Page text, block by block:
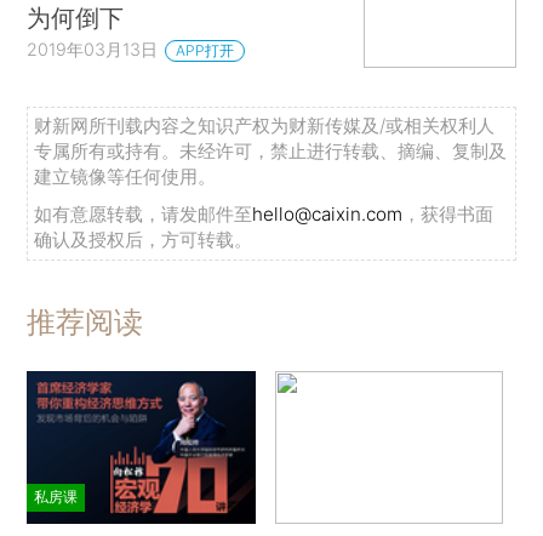
为何倒下
2019年03月13日 APP打开
财新网所刊载内容之知识产权为财新传媒及/或相关权利人
专属所有或持有。未经许可，禁止进行转载、摘编、复制及
建立镜像等任何使用。
如有意愿转载，请发邮件至hello@caixin.com ，获得书面
确认及授权后，方可转载。
推荐阅读
私房课